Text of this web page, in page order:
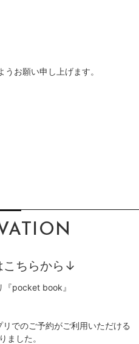
うお願い申し上げます。
こちらから↓
『pocket book』
でのご予約がご利用いただける
ました。